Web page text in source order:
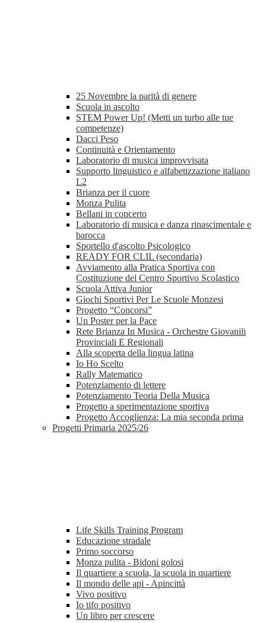
25 Novembre la parità di genere
Scuola in ascolto
STEM Power Up! (Metti un turbo alle tue
competenze)
Dacci Peso
Continuità e Orientamento
Laboratorio di musica improvvisata
Supporto linguistico e alfabetizzazione italiano
L2
Brianza per il cuore
Monza Pulita
Bellani in concerto
Laboratorio di musica e danza rinascimentale e
barocca
Sportello d'ascolto Psicologico
READY FOR CLIL (secondaria)
Avviamento alla Pratica Sportiva con
Costituzione del Centro Sportivo Scolastico
Scuola Attiva Junior
Giochi Sportivi Per Le Scuole Monzesi
Progetto “Concorsi”
Un Poster per la Pace
Rete Brianza In Musica - Orchestre Giovanili
Provinciali E Regionali
Alla scoperta della lingua latina
Io Ho Scelto
Rally Matematico
Potenziamento di lettere
Potenziamento Teoria Della Musica
Progetto a sperimentazione sportiva
Progetto Accoglienza: La mia seconda prima
Progetti Primaria 2025/26
Life Skills Training Program
Educazione stradale
Primo soccorso
Monza pulita - Bidoni golosi
Il quartiere a scuola, la scuola in quartiere
Il mondo delle api - Apincittà
Vivo positivo
Io tifo positivo
Un libro per crescere